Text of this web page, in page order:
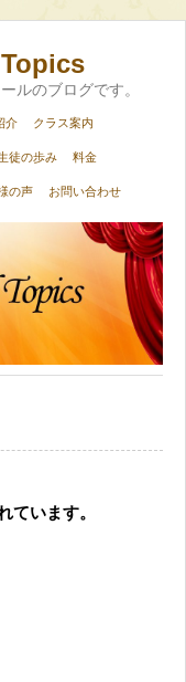
ルのブログです。
介 クラス案内
徒の歩み 料金
の声 お問い合わせ
ています。